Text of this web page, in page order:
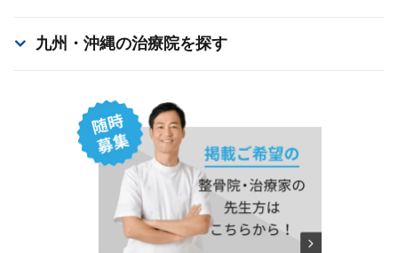
九州・沖縄の治療院を探す